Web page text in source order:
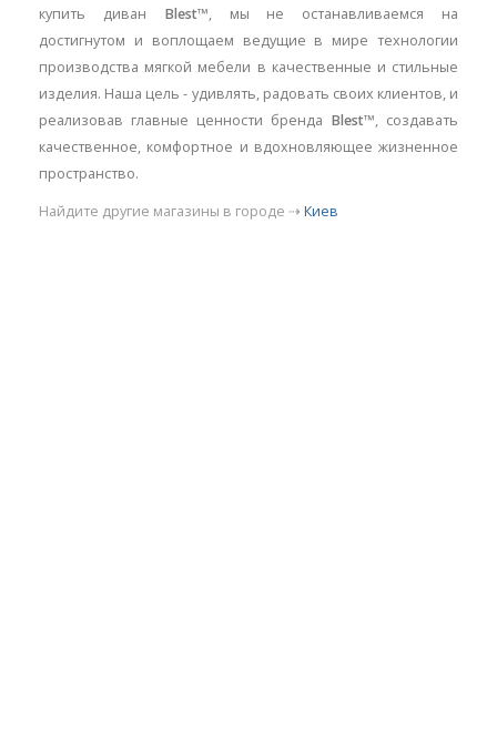
купить диван Blest™, мы не останавливаемся на
достигнутом и воплощаем ведущие в мире технологии
производства мягкой мебели в качественные и стильные
изделия. Наша цель - удивлять, радовать своих клиентов, и
реализовав главные ценности бренда Blest™, создавать
качественное, комфортное и вдохновляющее жизненное
пространство.
Найдите другие магазины в городе ⇢ Киев